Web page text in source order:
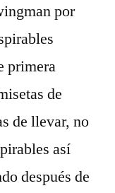
por
primera
de
de llevar, no
así
después de